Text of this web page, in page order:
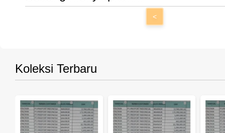
<
Koleksi Terbaru